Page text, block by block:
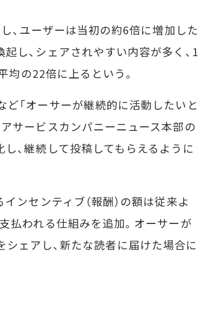
、ユーザーは当初の約6倍に増加した
し、シェアされやすい内容が多く、1
均の22倍に上るという。
「オーサーが継続的に活動したいと
サービスカンパニーニュース本部の
、継続して投稿してもらえるように
ンセンティブ（報酬）の額は従来よ
払われる仕組みを追加。オーサーが
ェアし、新たな読者に届けた場合に